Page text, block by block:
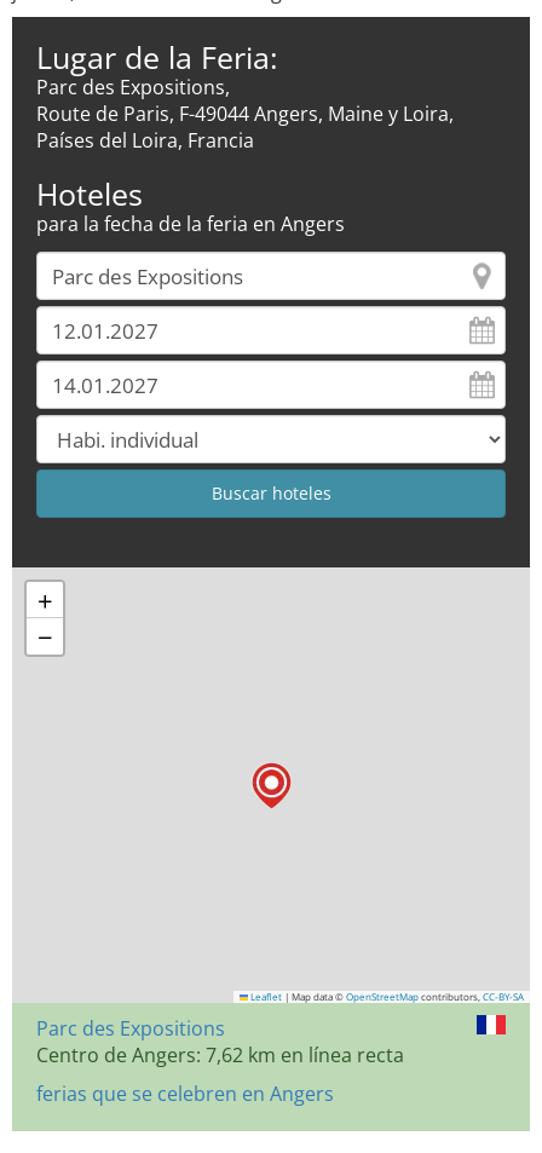
Lugar de la Feria:
Parc des Expositions,
Route de Paris, F-49044 Angers, Maine y Loira,
Países del Loira, Francia
Hoteles
para la fecha de la feria en Angers
+
−
Leaflet | Map data © OpenStreetMap contributors, CC-BY-SA
Parc des Expositions
Centro de Angers: 7,62 km en línea recta
ferias que se celebren en Angers